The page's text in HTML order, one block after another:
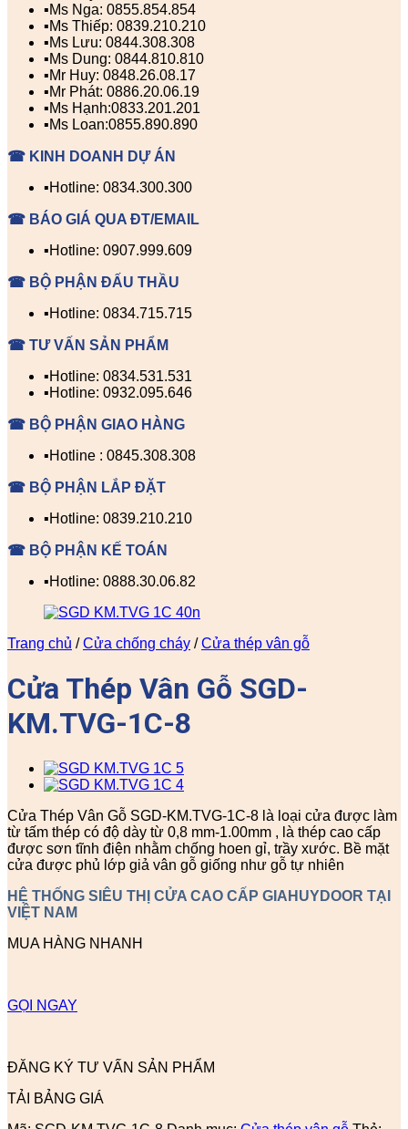
▪️Ms Nga: 0855.854.854
▪️Ms Thiếp: 0839.210.210
▪️Ms Lưu: 0844.308.308
▪️Ms Dung: 0844.810.810
▪️Mr Huy: 0848.26.08.17
▪️Mr Phát: 0886.20.06.19
▪️Ms Hạnh:0833.201.201
▪️Ms Loan:0855.890.890
☎ KINH DOANH DỰ ÁN
▪️Hotline: 0834.300.300
☎ BÁO GIÁ QUA ĐT/EMAIL
▪️Hotline: 0907.999.609
☎ BỘ PHẬN ĐẤU THẦU
▪️Hotline: 0834.715.715
☎ TƯ VẤN SẢN PHẨM
▪️Hotline: 0834.531.531
▪️Hotline: 0932.095.646
☎ BỘ PHẬN GIAO HÀNG
▪️Hotline : 0845.308.308
☎ BỘ PHẬN LẮP ĐẶT
▪️Hotline: 0839.210.210
☎ BỘ PHẬN KẾ TOÁN
▪️Hotline: 0888.30.06.82
Trang chủ / Cửa chống cháy / Cửa thép vân gỗ
Cửa Thép Vân Gỗ SGD-
KM.TVG-1C-8
Cửa Thép Vân Gỗ SGD-KM.TVG-1C-8 là loại cửa được làm
từ tấm thép có độ dày từ 0,8 mm-1.00mm , là thép cao cấp
được sơn tĩnh điện nhằm chống hoen gỉ, trầy xước. Bề mặt
cửa được phủ lớp giả vân gỗ giống như gỗ tự nhiên
HỆ THỐNG SIÊU THỊ CỬA CAO CẤP GIAHUYDOOR TẠI
VIỆT NAM
MUA HÀNG NHANH
GỌI NGAY
ĐĂNG KÝ TƯ VẤN SẢN PHẨM
TẢI BẢNG GIÁ